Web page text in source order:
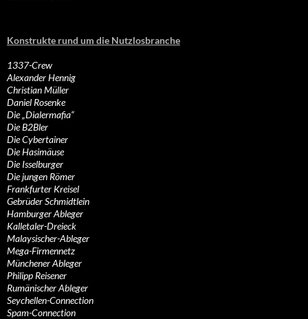
Konstrukte rund um die Nutzlosbranche
1337-Crew
Alexander Hennig
Christian Müller
Daniel Rosenke
Die „Dialermafia“
Die B2Bler
Die Cybertainer
Die Hasimäuse
Die Isselburger
Die jungen Römer
Frankfurter Kreisel
Gebrüder Schmidtlein
Hamburger Ableger
Kalletaler-Dreieck
Malaysischer-Ableger
Mega-Firmennetz
Münchener Ableger
Philipp Reisener
Rumänischer Ableger
Seychellen-Connection
Spam-Connection